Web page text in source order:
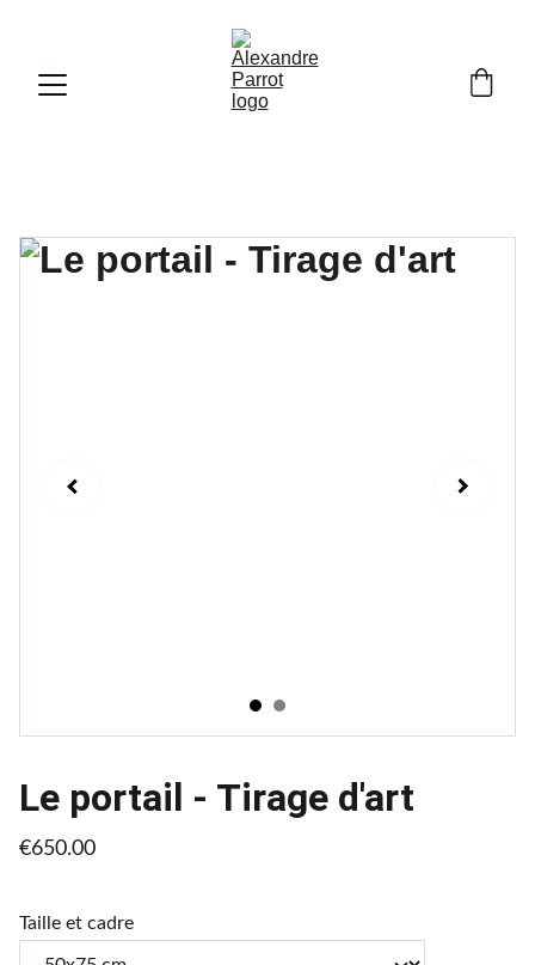
Le portail - Tirage d'art
€650.00
Taille et cadre